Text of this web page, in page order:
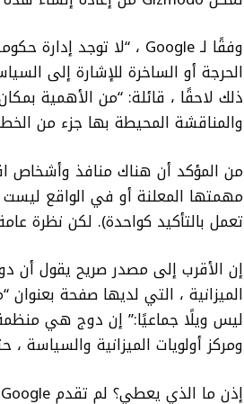
الحرجة أو الساخرة للإشارة إلى
ذلك لاحقًا ، قائلة: “من الأهمية
والمناقشة المحيطة بها جزء من
من المؤكد أن هناك منافذ وأشخاص
مهمتها المعلنة أو في الواقع ليست
تعمل بالتأكيد كواحدة). لكن نظرة
إن الأقرب إلى مصدر صريح يقول أن
الميزانية ، التي لديها صفحة
ومركز أولويات الميزانية والسياسة